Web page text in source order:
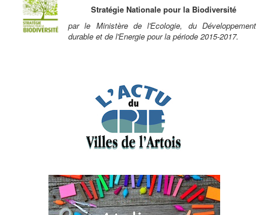
Stratégie Nationale pour la Biodiversité
par le Ministère de l'Ecologie, du Développement
durable et de l'Energie pour la période 2015-2017.